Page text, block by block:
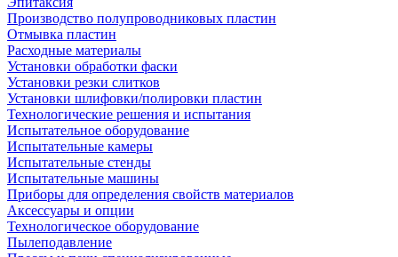
Производство полупроводниковых пластин
Отмывка пластин
Расходные материалы
Установки обработки фаски
Установки резки слитков
Установки шлифовки/полировки пластин
Технологические решения и испытания
Испытательное оборудование
Испытательные камеры
Испытательные стенды
Испытательные машины
Приборы для определения свойств материалов
Аксессуары и опции
Технологическое оборудование
Пылеподавление